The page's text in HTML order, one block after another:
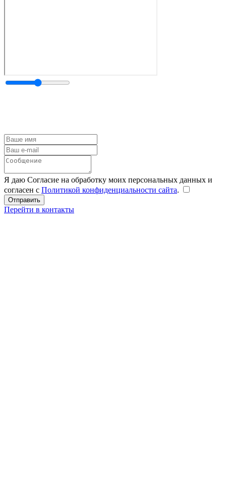
Я даю Согласие на обработку моих персональных данных и
согласен с Политикой конфиденциальности сайта.
Перейти в контакты